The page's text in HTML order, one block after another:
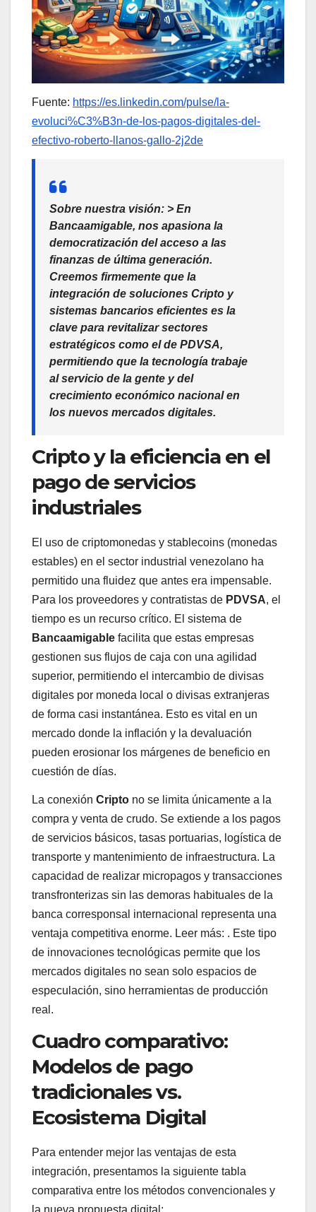
Fuente: https://es.linkedin.com/pulse/la-
evoluci%C3%B3n-de-los-pagos-digitales-del-
efectivo-roberto-llanos-gallo-2j2de
Sobre nuestra visión: > En
Bancaamigable, nos apasiona la
democratización del acceso a las
finanzas de última generación.
Creemos firmemente que la
integración de soluciones Cripto y
sistemas bancarios eficientes es la
clave para revitalizar sectores
estratégicos como el de PDVSA,
permitiendo que la tecnología trabaje
al servicio de la gente y del
crecimiento económico nacional en
los nuevos mercados digitales.
Cripto y la eficiencia en el
pago de servicios
industriales
El uso de criptomonedas y stablecoins (monedas
estables) en el sector industrial venezolano ha
permitido una fluidez que antes era impensable.
Para los proveedores y contratistas de PDVSA, el
tiempo es un recurso crítico. El sistema de
Bancaamigable facilita que estas empresas
gestionen sus flujos de caja con una agilidad
superior, permitiendo el intercambio de divisas
digitales por moneda local o divisas extranjeras
de forma casi instantánea. Esto es vital en un
mercado donde la inflación y la devaluación
pueden erosionar los márgenes de beneficio en
cuestión de días.
La conexión Cripto no se limita únicamente a la
compra y venta de crudo. Se extiende a los pagos
de servicios básicos, tasas portuarias, logística de
transporte y mantenimiento de infraestructura. La
capacidad de realizar micropagos y transacciones
transfronterizas sin las demoras habituales de la
banca corresponsal internacional representa una
ventaja competitiva enorme. Leer más: . Este tipo
de innovaciones tecnológicas permite que los
mercados digitales no sean solo espacios de
especulación, sino herramientas de producción
real.
Cuadro comparativo:
Modelos de pago
tradicionales vs.
Ecosistema Digital
Para entender mejor las ventajas de esta
integración, presentamos la siguiente tabla
comparativa entre los métodos convencionales y
la nueva propuesta digital: